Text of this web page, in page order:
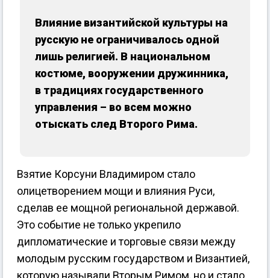
Влияние византийской культуры на
русскую не ограничивалось одной
лишь религией. В национальном
костюме, вооружении дружинника,
в традициях государственного
управления – во всем можно
отыскать след Второго Рима.
Взятие Корсуни Владимиром стало
олицетворением мощи и влияния Руси,
сделав ее мощной региональной державой.
Это событие не только укрепило
дипломатические и торговые связи между
молодым русским государством и Византией,